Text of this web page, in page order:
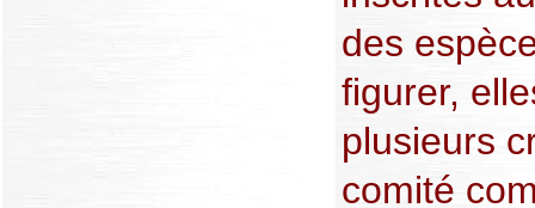
des
figurer,
plusieurs
comité